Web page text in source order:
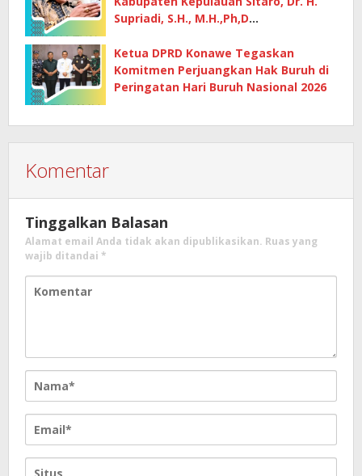
Supriadi, S.H., M.H.,Ph,D
kerugian negara
Ketua DPRD Konawe Tegaskan
Komitmen Perjuangkan Hak Buruh di
Peringatan Hari Buruh Nasional 2026
Komentar
Tinggalkan Balasan
Alamat email Anda tidak akan dipublikasikan. Ruas yang
wajib ditandai *